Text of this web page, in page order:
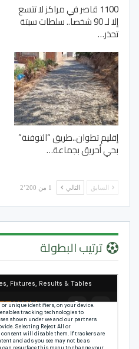
1100 قاصر في مراكز لا تتسع
إلا لـ 90 شخصا.. سلطات سبتة
تحذر…
إقليم تطوان..طريق “التوفنة”
بحي أحريق بجماعة…
السابق التالي 1 من 2٬200
ترتيب البطولة